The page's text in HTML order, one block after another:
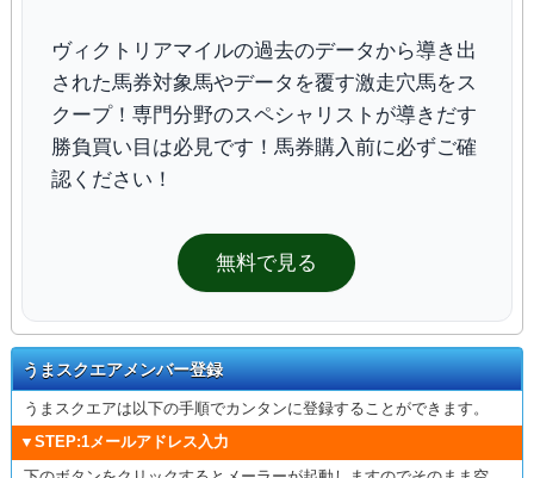
ヴィクトリアマイルの過去のデータから導き出
された馬券対象馬やデータを覆す激走穴馬をス
クープ！専門分野のスペシャリストが導きだす
勝負買い目は必見です！馬券購入前に必ずご確
認ください！
無料で見る
うまスクエアメンバー登録
うまスクエアは以下の手順でカンタンに登録することができます。
▼STEP:1メールアドレス入力